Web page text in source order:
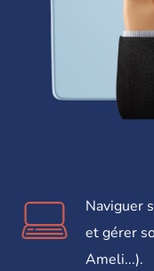
Naviguer
et gérer
Ameli...).